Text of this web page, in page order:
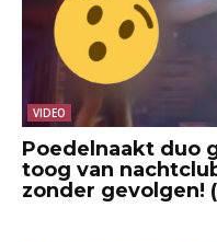
VIDEO
Poedelnaakt duo
toog van
zonder gevolgen!